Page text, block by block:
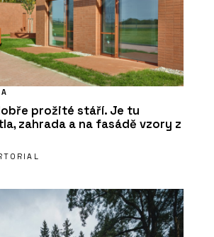
prožité stáří. Je tu
zahrada a na fasádě vzory z